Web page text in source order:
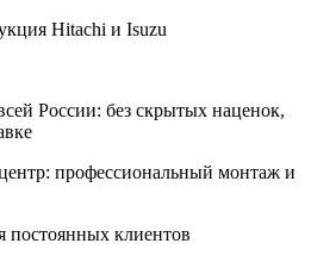
Hitachi и Isuzu
России: без скрытых наценок,
профессиональный монтаж и
постоянных клиентов